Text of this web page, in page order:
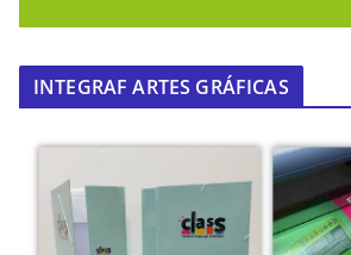
INTEGRAF ARTES GRÁFICAS